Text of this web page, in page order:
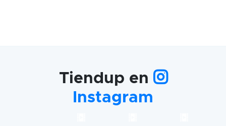
Tiendup en
Instagram